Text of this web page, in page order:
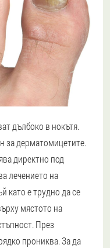
дълбоко в нокътя.
за дерматомицетите.
директно под
лечението на
като е трудно да се
мястото на
През
прониква. За да